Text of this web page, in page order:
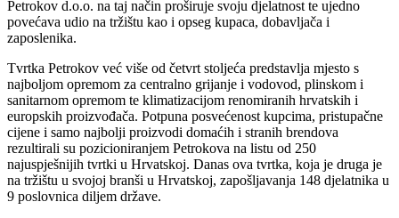
Petrokov d.o.o. na taj način proširuje svoju djelatnost te ujedno
povećava udio na tržištu kao i opseg kupaca, dobavljača i
zaposlenika.
Tvrtka Petrokov već više od četvrt stoljeća predstavlja mjesto s
najboljom opremom za centralno grijanje i vodovod, plinskom i
sanitarnom opremom te klimatizacijom renomiranih hrvatskih i
europskih proizvođača. Potpuna posvećenost kupcima, pristupačne
cijene i samo najbolji proizvodi domaćih i stranih brendova
rezultirali su pozicioniranjem Petrokova na listu od 250
najuspješnijih tvrtki u Hrvatskoj. Danas ova tvrtka, koja je druga je
na tržištu u svojoj branši u Hrvatskoj, zapošljavanja 148 djelatnika u
9 poslovnica diljem države.